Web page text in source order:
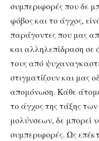
συμπεριφορές που δε
φόβος και το άγχος,
παράγοντες που μας
και αλληλεπίδραση σε
τους από
στιγματίζουν και μας
απομόνωση. Κάθε
το άγχος της τάξης
μολύνσεων, δε μπορεί
συμπεριφορές. Ως